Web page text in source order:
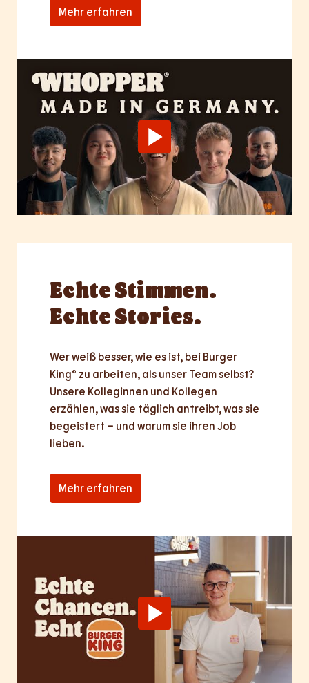
Mehr erfahren
EchteStimmen.
Echte Stories.
Wer weiß besser, wie es ist, bei Burger
King® zu arbeiten, als unser Team selbst?
Unsere Kolleginnen und Kollegen
erzählen, was sie täglich antreibt, was sie
begeistert – und warum sie ihren Job
lieben.
Mehr erfahren